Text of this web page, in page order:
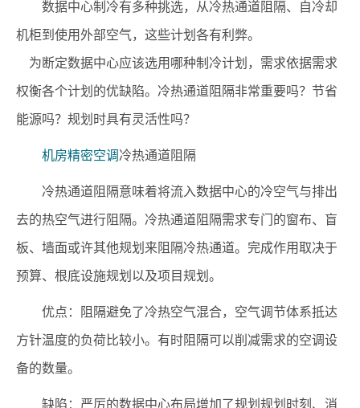
数据中心制冷有多种挑选，从冷热通道阻隔、自冷却
机柜到使用外部空气，这些计划各有利弊。
为断定数据中心应该选用哪种制冷计划，需求依据需求
权衡各个计划的优缺陷。冷热通道阻隔非常重要吗？节省
能源吗？规划时具有灵活性吗？
机房精密空调 冷热通道阻隔
冷热通道阻隔意味着将流入数据中心的冷空气与排出
去的热空气进行阻隔。冷热通道阻隔需求专门的窗布、盲
板、墙面或许其他规划来阻隔冷热通道。完成作用取决于
预算、根底设施规划以及项目规划。
优点：阻隔避免了冷热空气混合，空气调节体系抵达
方针温度的负荷比较小。有时阻隔可以削减需求的空调设
备的数量。
缺陷：严厉的数据中心布局增加了规划规划时刻、消